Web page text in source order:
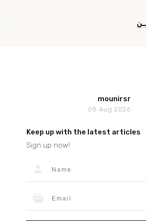
mounirsr
08 Aug 2026
Keep up with the latest articles
Sign up now!